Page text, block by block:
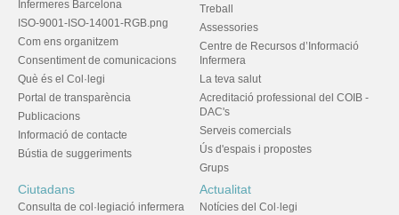
Infermeres Barcelona
ISO-9001-ISO-14001-RGB.png
Com ens organitzem
Consentiment de comunicacions
Què és el Col·legi
Portal de transparència
Publicacions
Informació de contacte
Bústia de suggeriments
Treball
Assessories
Centre de Recursos d’Informació
Infermera
La teva salut
Acreditació professional del COIB -
DAC's
Serveis comercials
Ús d'espais i propostes
Grups
Ciutadans
Consulta de col·legiació infermera
Actualitat
Notícies del Col·legi